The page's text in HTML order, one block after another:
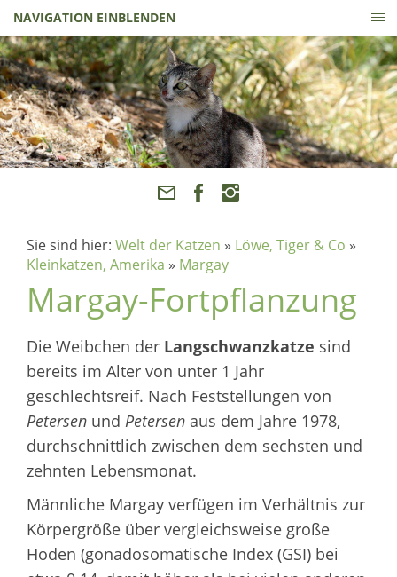
NAVIGATION EINBLENDEN
Sie sind hier: Welt der Katzen » Löwe, Tiger & Co »
Kleinkatzen, Amerika » Margay
Margay-Fortpflanzung
Die Weibchen der Langschwanzkatze sind
bereits im Alter von unter 1 Jahr
geschlechtsreif. Nach Feststellungen von
Petersen und Petersen aus dem Jahre 1978,
durchschnittlich zwischen dem sechsten und
zehnten Lebensmonat.
Männliche Margay verfügen im Verhältnis zur
Körpergröße über vergleichsweise große
Hoden (gonadosomatische Index (GSI) bei